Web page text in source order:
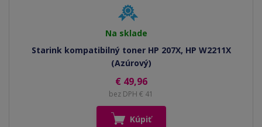
Na sklade
Starink kompatibilný toner HP 207X, HP W2211X
(Azúrový)
€ 49,96
bez DPH € 41
Kúpiť